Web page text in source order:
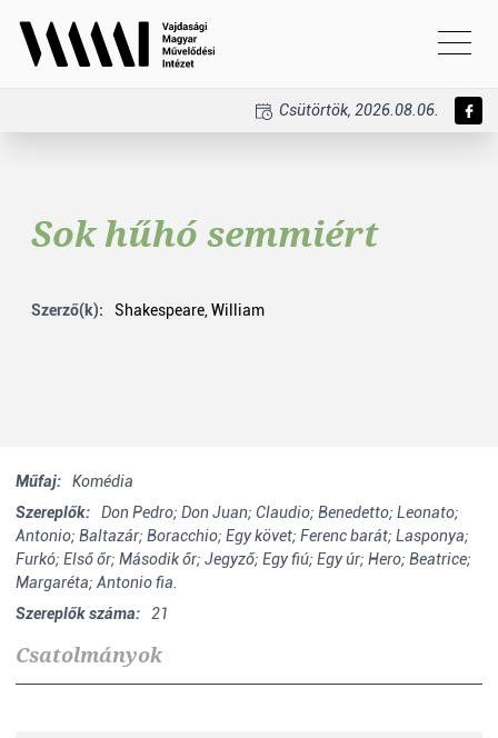
Csütörtök, 2026.08.06.
Sok hűhó semmiért
Szerző(k): Shakespeare, William
Műfaj:
Komédia
Szereplők:
Don Pedro; Don Juan; Claudio; Benedetto; Leonato;
Antonio; Baltazár; Boracchio; Egy követ; Ferenc barát; Lasponya;
Furkó; Első őr; Második őr; Jegyző; Egy fiú; Egy úr; Hero; Beatrice;
Margaréta; Antonio fia.
Szereplők száma:
21
Csatolmányok